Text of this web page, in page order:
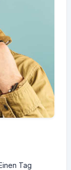
Tag